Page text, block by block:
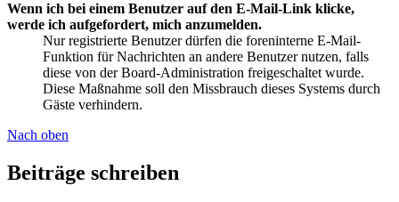
Wenn ich bei einem Benutzer auf den E-Mail-Link klicke,
werde ich aufgefordert, mich anzumelden.
Nur registrierte Benutzer dürfen die foreninterne E-Mail-
Funktion für Nachrichten an andere Benutzer nutzen, falls
diese von der Board-Administration freigeschaltet wurde.
Diese Maßnahme soll den Missbrauch dieses Systems durch
Gäste verhindern.
Nach oben
Beiträge schreiben